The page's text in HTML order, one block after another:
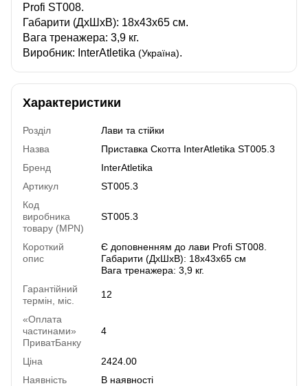
Profi ST008.
Габарити (ДхШхВ): 18x43x65 см.
Вага тренажера: 3,9 кг.
Виробник: InterAtletika (Україна).
Характеристики
Розділ
Лави та стійки
Назва
Приставка Скотта InterAtletika ST005.3
Бренд
InterAtletika
Артикул
ST005.3
Код
виробника
товару (MPN)
ST005.3
Короткий
опис
Є доповненням до лави Profi ST008.
Габарити (ДхШхВ): 18x43x65 см
Вага тренажера: 3,9 кг.
Гарантійний
термін, міс.
12
«Оплата
частинами»
ПриватБанку
4
Ціна
2424.00
Наявність
В наявності